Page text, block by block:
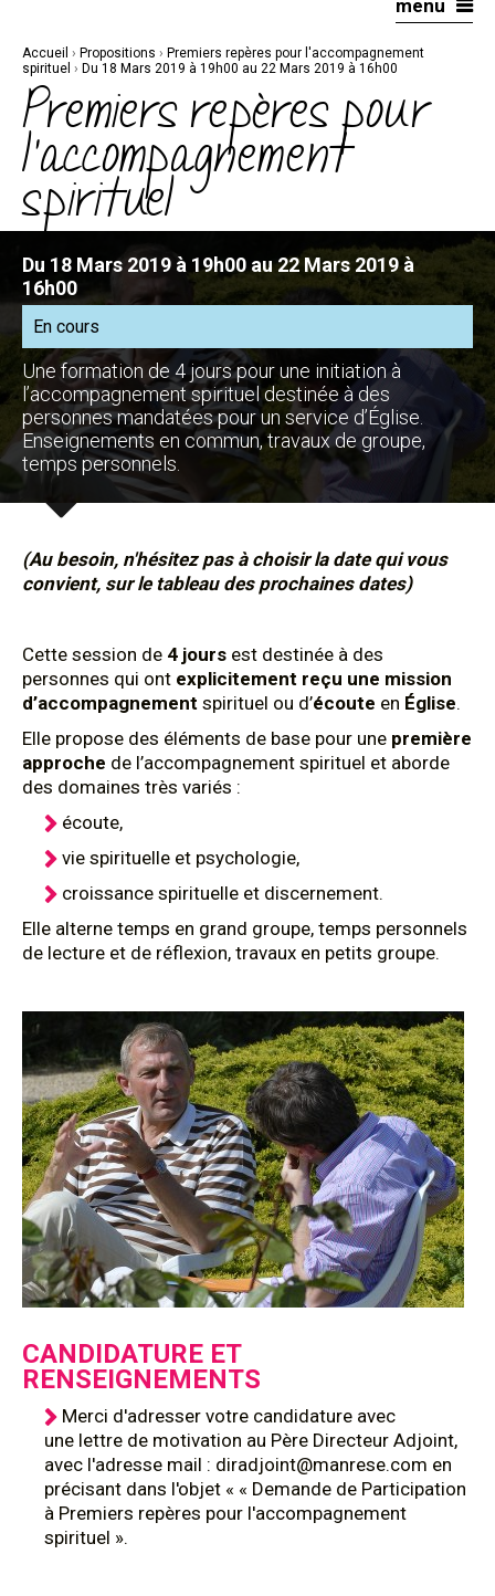
navigation
menu
Accueil › Propositions › Premiers repères pour l'accompagnement
spirituel › Du 18 Mars 2019 à 19h00 au 22 Mars 2019 à 16h00
Premiers repères pour
l'accompagnement
spirituel
Du 18 Mars 2019 à 19h00 au 22 Mars 2019 à
16h00
En cours
Une formation de 4 jours pour une initiation à
l’accompagnement spirituel destinée à des
personnes mandatées pour un service d’Église.
Enseignements en commun, travaux de groupe,
temps personnels.
(Au besoin, n'hésitez pas à choisir la date qui vous
convient, sur le tableau des prochaines dates)
Cette session de 4 jours est destinée à des
personnes qui ont explicitement reçu une mission
d’accompagnement spirituel ou d’écoute en Église.
Elle propose des éléments de base pour une première
approche de l’accompagnement spirituel et aborde
des domaines très variés :
écoute,
vie spirituelle et psychologie,
croissance spirituelle et discernement.
Elle alterne temps en grand groupe, temps personnels
de lecture et de réflexion, travaux en petits groupe.
CANDIDATURE ET
RENSEIGNEMENTS
Merci d'adresser votre candidature avec
une lettre de motivation au Père Directeur Adjoint,
avec l'adresse mail : diradjoint@manrese.com en
précisant dans l'objet « « Demande de Participation
à Premiers repères pour l'accompagnement
spirituel ».